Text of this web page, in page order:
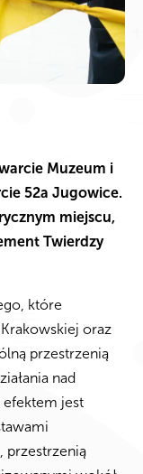
Muzeum i
52a Jugowice.
miejscu,
Twierdzy
które
oraz
przestrzenią
nad
efektem jest
przestrzenią